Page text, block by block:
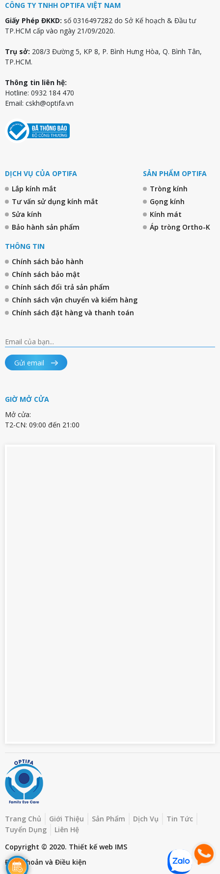
CÔNG TY TNHH OPTIFA VIỆT NAM
Giấy Phép ĐKKD: số 0316497282 do Sở Kế hoạch & Đầu tư
TP.HCM cấp vào ngày 21/09/2020.
Trụ sở: 208/3 Đường 5, KP 8, P. Bình Hưng Hòa, Q. Bình Tân,
TP.HCM.
Thông tin liên hệ:
Hotline: 0932 184 470
Email: cskh@optifa.vn
DỊCH VỤ CỦA OPTIFA
Lắp kính mắt
Tư vấn sử dụng kính mắt
Sửa kính
Bảo hành sản phẩm
SẢN PHẨM OPTIFA
Tròng kính
Gọng kính
Kính mát
Áp tròng Ortho-K
THÔNG TIN
Chính sách bảo hành
Chính sách bảo mật
Chính sách đổi trả sản phẩm
Chính sách vận chuyển và kiểm hàng
Chính sách đặt hàng và thanh toán
Gửi email
GIỜ MỞ CỬA
Mở cửa:
T2-CN: 09:00 đến 21:00
Trang Chủ Giới Thiệu Sản Phẩm Dịch Vụ
Tin Tức
Tuyển Dụng
Liên Hệ
Copyright © 2020. Thiết kế web IMS
Điều khoản và Điều kiện